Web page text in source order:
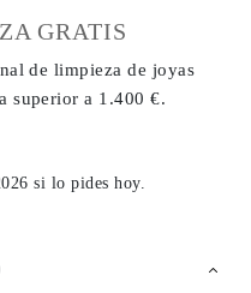
GRATIS
de limpieza de joyas
superior a 1.400 €.
si lo pides hoy.